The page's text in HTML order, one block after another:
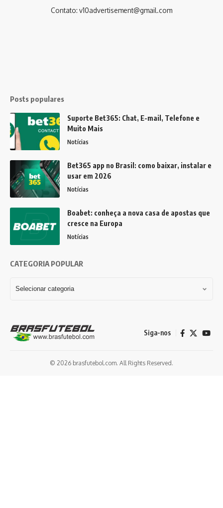
Contato: v10advertisement@gmail.com
Posts populares
Suporte Bet365: Chat, E-mail, Telefone e
Muito Mais
Notícias
Bet365 app no Brasil: como baixar, instalar e
usar em 2026
Notícias
Boabet: conheça a nova casa de apostas que
cresce na Europa
Notícias
CATEGORIA POPULAR
Siga-nos
© 2026 brasfutebol.com. All Rights Reserved.